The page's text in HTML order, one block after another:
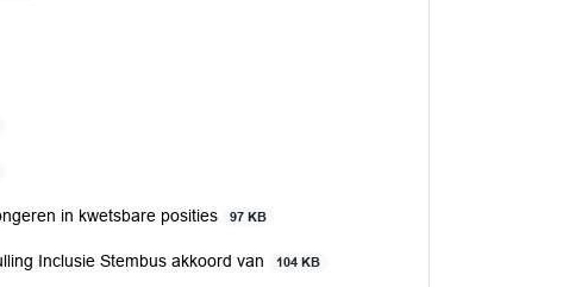
in kwetsbare posities 97 KB
Inclusie Stembus akkoord van 104 KB